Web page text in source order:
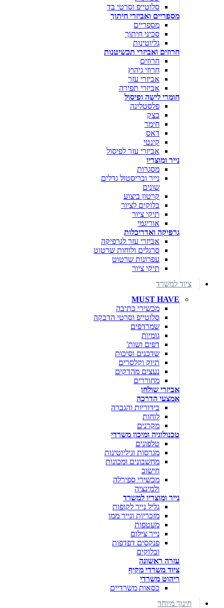
סלוטייפ וסרטי בד
מספריים ואביזרי חיתוך
מספריים
סכיני חיתוך
גליוטינות
חרוזים ואביזרי תכשיטנות
חרוזים
חרוזי גיהוץ
אביזרי עזר
אביזרי תפירה
חומרי לישה ופיסול
פלסטלינה
בצק
חימר
דאס
קינטי
אביזרי עזר לפיסול
נייר ומוצריו
מסגרות
נייר ובריסטול גדלים
שונים
קרטון ביצוע
בלוקים לציור
תיקי ציור
אוריגמי
גרפיקה ואדריכלות
אביזרי עזר לגרפיקה
סרגלים ולוחות שרטוט
עפרונות שרטוט
תיקי ציור
ציוד למשרד
MUST HAVE
מכשירי כתיבה
סלוטייפ וסרטי הדבקה
שמרדפים
גומיות
דפים ושות'
שדכנים וסיכות
תיוק וקלסרים
נעצים מהדקים
מחוררים
אביזרי שולחן
אמצעי הדרכה
בידוריות והגברה
לוחות
מקרנים
טכנולוגיה ומיכון משרדי
טלפונים
מגרסות וגיליוטינות
מחשבונים ומכונות
חישוב
מכשירי ספירלה
ולמינציה
נייר ומוצריו למשרד
גליל נייר לקופות
מזכריות ונייר ממו
מעטפות
נייר צילום
פנקסים דפדפות
ובלוקים
עזרה ראשונה
ציוד משרדי מקיף
ריהוט משרדי
כסאות משרדיים
חינוך מיוחד